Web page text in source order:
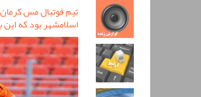
تیم فوتبال مس
اسلامشهر بود که